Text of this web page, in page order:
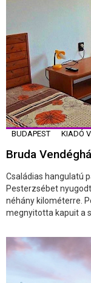
BUDAPEST KIADÓ
Bruda
Családias hangulatú
Pesterzsébet
néhány kilométerre.
megnyitotta kapuit a